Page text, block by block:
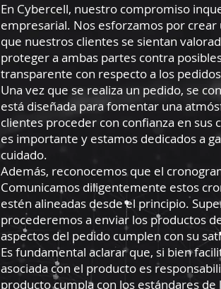
En Cybercell, nuestro compromiso
empresarial. Nos esforzamos por
que nuestros clientes se sientan
proteger a ambas partes contra
transparente con respecto a los
Una vez que se realiza un pedido, se
está diseñada para fomentar una
clientes proceder con confianza en
es importante y estamos dedicados a
cuidado.
Además, reconocemos que el
Comunicamos diligentemente estos
estén alineadas desde el principio.
procederemos a enviar los productos
aspectos del pedido cumplen con su
Es fundamental aclarar que, si bien
asociada con el producto es
producto cumpla con los estándares